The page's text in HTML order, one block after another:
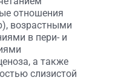
отношения
возрастными
в пери- и
а также
слизистой